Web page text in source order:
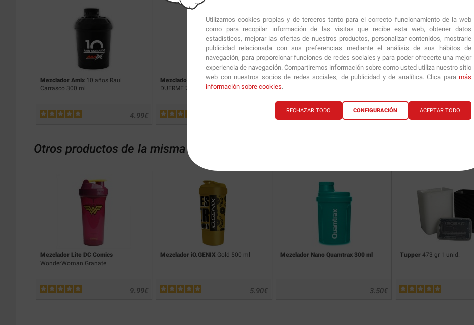
Utilizamos cookies propias y de terceros tanto para el correcto funcionamiento de la web
como para recopilar información de las visitas que recibe esta web, obtener datos
estadísticos, mejorar las ofertas de nuestros productos, personalizar contenidos, mostrarle
publicidad relacionada con sus preferencias mediante el análisis de sus hábitos de
navegación, para proporcionar funciones de redes sociales y para poder ofrecerte una mejor
experiencia de navegación. Compartiremos información sobre como usted utiliza nuestro sitio
web con nuestros socios de redes sociales, de publicidad y de analítica. Clica para más
información sobre cookies.
ACEPTAR TODO
RECHAZAR TODO CONFIGURACIÓN
Mezclador Amix 10 años Raul
Carrasco 300 ml
€
4.99
Mezclador PMF
COME ENTRENA
DUERME 700 ml
Mezclador PMFWORK FULLNESS 700
ml
Otros productos de la misma categoría
Mezclador Lite DC Comics
WonderWoman Granate
€
9.99
Mezclador iO.GENIX Gold 500 ml
€
5.90
Mezclador Nano Quamtrax 300 ml
€
3.50
Tupper 473 gr 1 unid.